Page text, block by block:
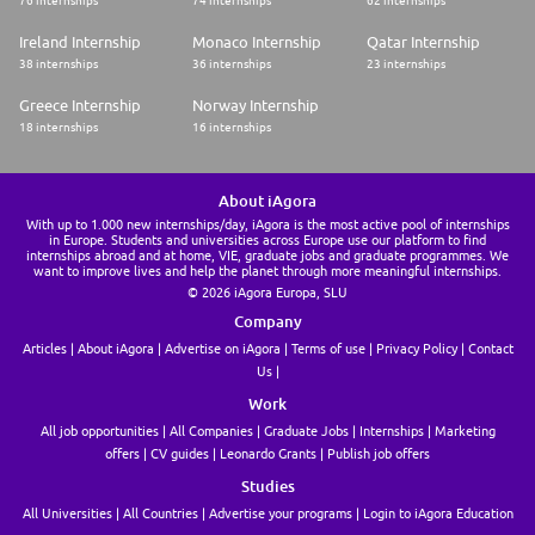
Ireland Internship
38 internships
Monaco Internship
36 internships
Qatar Internship
23 internships
Greece Internship
18 internships
Norway Internship
16 internships
About iAgora
With up to 1.000 new internships/day, iAgora is the most active pool of internships
in Europe. Students and universities across Europe use our platform to find
internships abroad and at home, VIE, graduate jobs and graduate programmes. We
want to improve lives and help the planet through more meaningful internships.
© 2026 iAgora Europa, SLU
Company
Articles About iAgora Advertise on iAgora Terms of use Privacy Policy
Contact
Us
Work
All job opportunities All Companies Graduate Jobs Internships
Marketing
offers
CV guides Leonardo Grants Publish job offers
Studies
All Universities All Countries Advertise your programs Login to iAgora Education